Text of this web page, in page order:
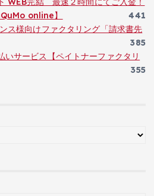
online】
441
ス様向けファクタリング「請求書先
385
いサービス【ペイトナーファクタリ
355